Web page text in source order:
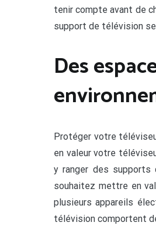
tenir compte avant de
support de télévision
Des
Protéger votre
en valeur votre
y ranger des supports
souhaitez mettre en
plusieurs appareils
télévision comportent